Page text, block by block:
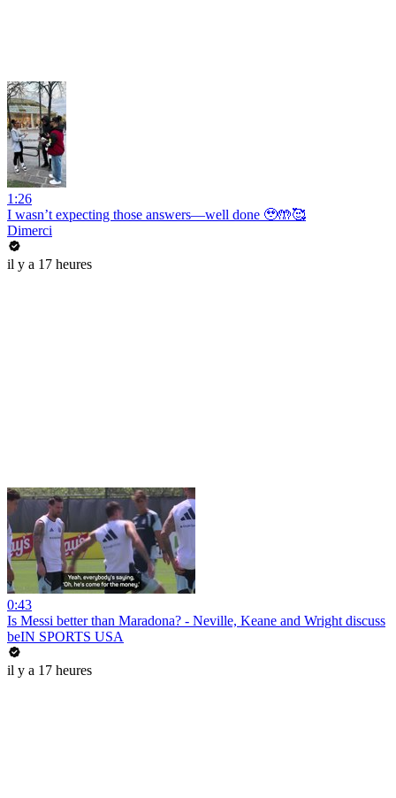
1:26
I wasn’t expecting those answers—well done 🥹🤲🥰
Dimerci
il y a 17 heures
0:43
Is Messi better than Maradona? - Neville, Keane and Wright discuss
beIN SPORTS USA
il y a 17 heures